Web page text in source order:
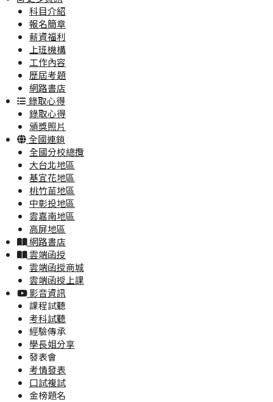
科目介紹
報名簡章
薪資福利
上班機構
工作內容
歷屆考題
網路書店
錄取心得
錄取心得
頒獎照片
全國連鎖
全國分校總攬
大台北地區
基宜花地區
桃竹苗地區
中彰投地區
雲嘉南地區
高屏地區
網路書店
雲端函授
雲端函授商城
雲端函授上課
影音資訊
課程試聽
考科試聽
經驗傳承
學長姐分享
發表會
考情發表
口試複試
金榜題名